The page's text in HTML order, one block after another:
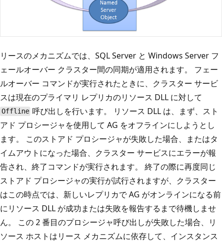
リースのメカニズムでは、SQL Server と Windows Server フ
ェールオーバー クラスター間の同期が適用されます。 フェー
ルオーバー コマンドが実行されたときに、クラスター サービ
スは現在のプライマリ レプリカのリソース DLL に対して
Offline 呼び出しを行います。 リソース DLL は、まず、スト
アド プロシージャを使用して AG をオフラインにしようとし
ます。 このストアド プロシージャが失敗した場合、またはタ
イムアウトになった場合、クラスター サービスにエラーが報
告され、終了コマンドが実行されます。 終了の際に再度同じ
ストアド プロシージャの実行が試行されますが、クラスター
はこの時点では、新しいレプリカで AG がオンラインになる前
にリソース DLL が成功または失敗を報告するまで待機しませ
ん。 この 2 番目のプロシージャ呼び出しが失敗した場合、リ
ソース ホストはリース メカニズムに依存して、インスタンス